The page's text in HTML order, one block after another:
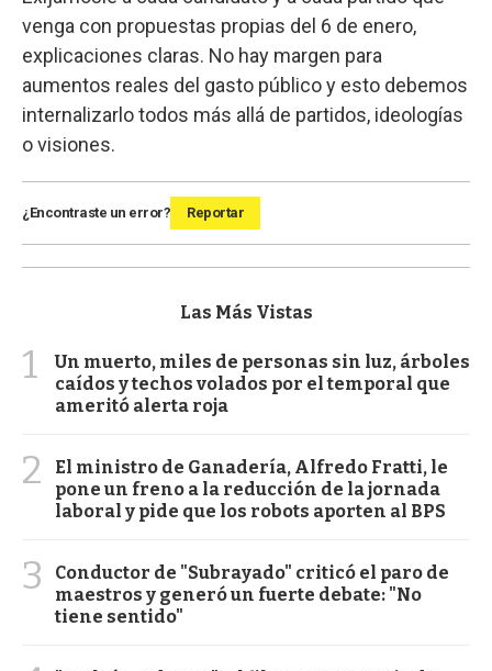
venga con propuestas propias del 6 de enero,
explicaciones claras. No hay margen para
aumentos reales del gasto público y esto debemos
internalizarlo todos más allá de partidos, ideologías
o visiones.
¿Encontraste un error? Reportar
Las Más Vistas
1
Un muerto, miles de personas sin luz, árboles
caídos y techos volados por el temporal que
ameritó alerta roja
2
El ministro de Ganadería, Alfredo Fratti, le
pone un freno a la reducción de la jornada
laboral y pide que los robots aporten al BPS
3
Conductor de "Subrayado" criticó el paro de
maestros y generó un fuerte debate: "No
tiene sentido"